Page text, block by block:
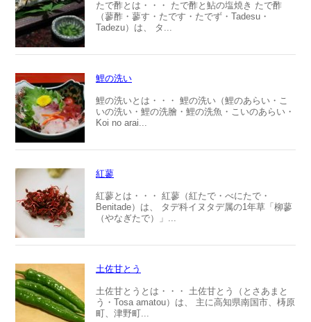
たで酢とは・・・ たで酢と鮎の塩焼き たで酢
（蓼酢・蓼す・たです・たでず・Tadesu・
Tadezu）は、 タ...
鯉の洗い
鯉の洗いとは・・・ 鯉の洗い（鯉のあらい・こ
いの洗い・鯉の洗膾・鯉の洗魚・こいのあらい・
Koi no arai...
紅蓼
紅蓼とは・・・ 紅蓼（紅たで・べにたで・
Benitade）は、 タデ科イヌタデ属の1年草「柳蓼
（やなぎたで）」...
土佐甘とう
土佐甘とうとは・・・ 土佐甘とう（とさあまと
う・Tosa amatou）は、 主に高知県南国市、梼原
町、津野町...